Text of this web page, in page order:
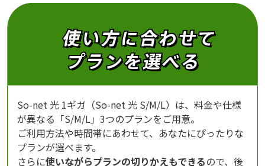
So-net 光 1ギガ（So-net 光 S/M/L）は、料金や仕様
が異なる「S/M/L」3つのプランをご用意。
ご利用方法や時間帯にあわせて、あなたにぴったりな
プランが選べます。
さらに使いながらプランの切りかえもできるので、後